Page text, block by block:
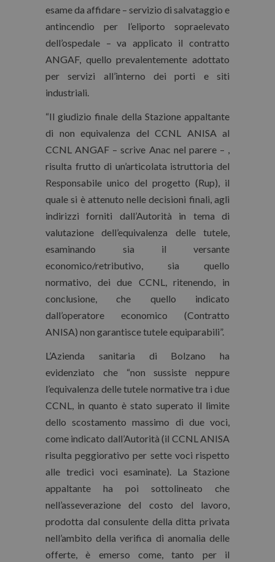
esame da affidare – servizio di salvataggio e
antincendio per l’eliporto sopraelevato
dell’ospedale – va applicato il contratto
ANGAF, quello prevalentemente adottato
per servizi all’interno dei porti e siti
industriali.
“Il giudizio finale della Stazione appaltante
di non equivalenza del CCNL ANISA al
CCNL ANGAF – scrive Anac nel parere – ,
risulta frutto di un’articolata istruttoria del
Responsabile unico del progetto (Rup), il
quale si è attenuto nelle decisioni finali, agli
indirizzi forniti dall’Autorità in tema di
valutazione dell’equivalenza delle tutele,
esaminando sia il versante
economico/retributivo, sia quello
normativo, dei due CCNL, ritenendo, in
conclusione, che quello indicato
dall’operatore economico (Contratto
ANISA) non garantisce tutele equiparabili”.
L’Azienda sanitaria di Bolzano ha
evidenziato che “non sussiste neppure
l’equivalenza delle tutele normative tra i due
CCNL, in quanto è stato superato il limite
dello scostamento massimo di due voci,
come indicato dall’Autorità (il CCNL ANISA
risulta peggiorativo per sette voci rispetto
alle tredici voci esaminate). La Stazione
appaltante ha poi sottolineato che
nell’asseverazione del costo del lavoro,
prodotta dal consulente della ditta privata
nell’ambito della verifica di anomalia delle
offerte, è emerso come, tanto per il